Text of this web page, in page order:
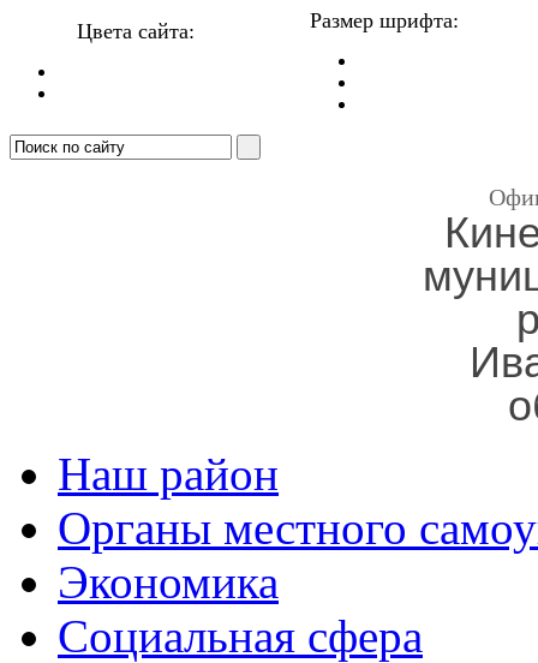
Цвета сайта: Размер шрифта:
Наш район
Органы местного
Экономика
Социальная сфера